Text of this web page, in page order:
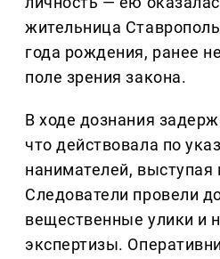
жительница
года рождения, ранее
поле зрения закона.
В ходе дознания
что действовала по
нанимателей, выступая
Следователи провели
вещественные улики и
экспертизы.